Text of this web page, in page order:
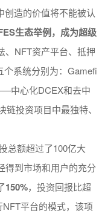
造的价值将不能被认
生态举例，成为超级
、NFT资产平台、抵押
系统分别为：Gamefi
中心化DCEX和去中
投资项目中最独特、
总额超过了100亿大
得到市场和用户的充分
150%，投资回报比超
平台的模式，该项